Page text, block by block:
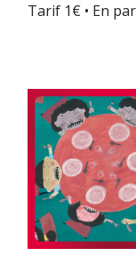
Tarif 1€ • En